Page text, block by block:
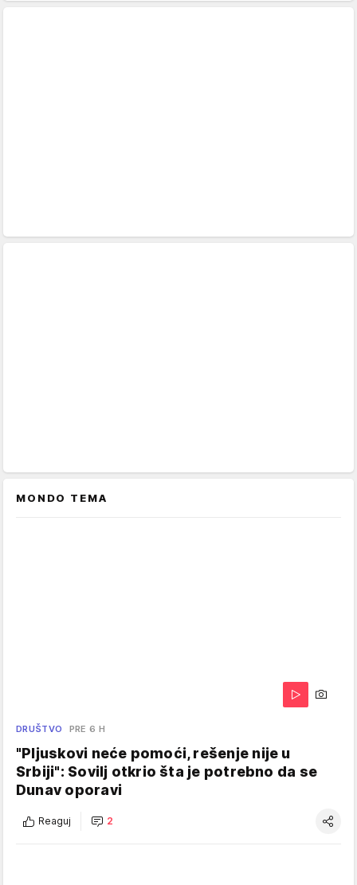
MONDO TEMA
DRUŠTVO PRE 6 H
"Pljuskovi neće pomoći, rešenje nije u
Srbiji": Sovilj otkrio šta je potrebno da se
Dunav oporavi
Reaguj 2